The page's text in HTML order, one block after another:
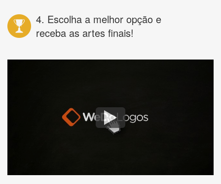
4. Escolha a melhor opção e
receba as artes finais!